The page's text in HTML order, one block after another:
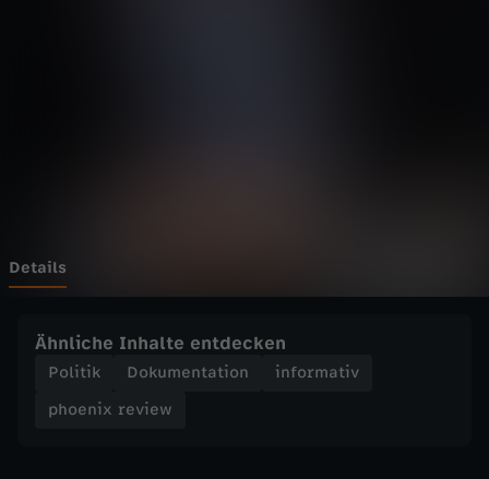
w
3
Details
Ähnliche Inhalte entdecken
Politik Dokumentation
informativ
phoenix review